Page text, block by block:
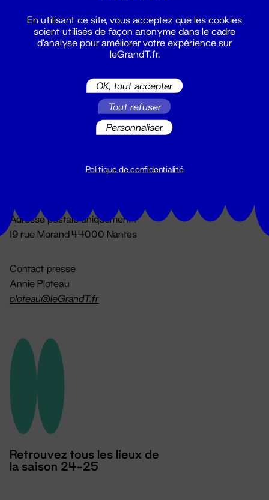
Du lundi au vendredi 14h → 18h
Adresse postale uniquement :
19 rue Morand 44000 Nantes
Contact presse
Annie Ploteau
ploteau@leGrandT.fr
Retrouvez tous les lieux de
la saison 24-25
En utilisant ce site, vous acceptez que les cookies
soient utilisés de façon anonyme dans le cadre
d'analyse pour améliorer votre expérience sur
leGrandT.fr.
OK, tout accepter
Tout refuser
Personnaliser
Politique de confidentialité